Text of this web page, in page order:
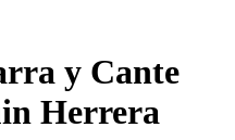
y Cante
Herrera